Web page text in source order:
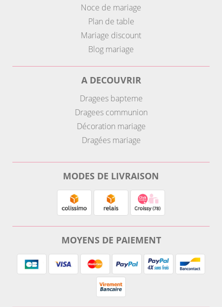
Noce de mariage
Plan de table
Mariage discount
Blog mariage
A DECOUVRIR
Dragees bapteme
Dragees communion
Décoration mariage
Dragées mariage
MODES DE LIVRAISON
MOYENS DE PAIEMENT